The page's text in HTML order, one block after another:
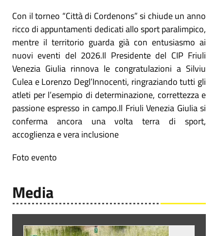
Con il torneo “Città di Cordenons” si chiude un anno
ricco di appuntamenti dedicati allo sport paralimpico,
mentre il territorio guarda già con entusiasmo ai
nuovi eventi del 2026.Il Presidente del CIP Friuli
Venezia Giulia rinnova le congratulazioni a Silviu
Culea e Lorenzo Degl’Innocenti, ringraziando tutti gli
atleti per l’esempio di determinazione, correttezza e
passione espresso in campo.Il Friuli Venezia Giulia si
conferma ancora una volta terra di sport,
accoglienza e vera inclusione
Foto evento
Media